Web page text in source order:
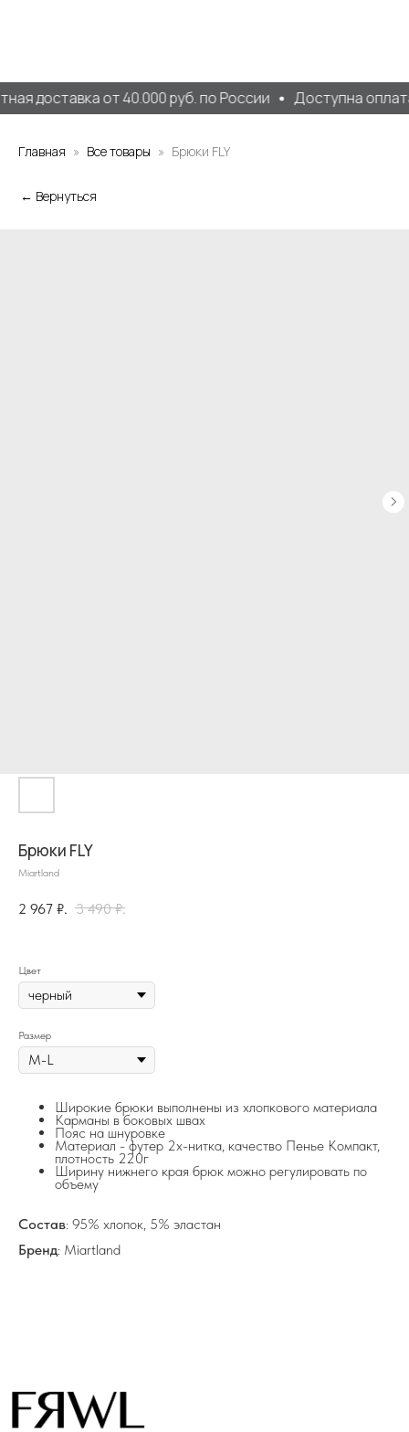
доставка от 40.000 руб. по России Доступна
Главная Все товары Брюки FLY
← Вернуться
Брюки FLY
Miartland
2 967 ₽. 3 490 ₽.
Размер
Цвет
Широкие брюки выполнены из хлопкового материала
Карманы в боковых швах
Пояс на шнуровке
Материал - футер 2х-нитка, качество Пенье Компакт,
плотность 220г
Ширину нижнего края брюк можно регулировать по
объему
Состав: 95% хлопок, 5% эластан
Бренд: Miartland
Разделы товаров
на главную
Адрес:
info@frwl.store
+7 919 690-30-30